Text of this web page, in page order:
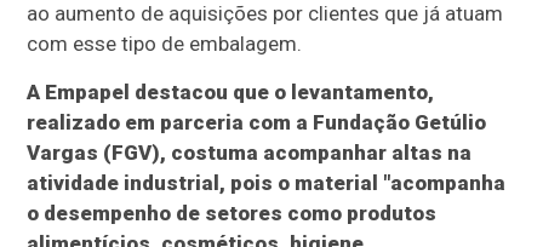
ao aumento de aquisições por clientes que já atuam
com esse tipo de embalagem.
A Empapel destacou que o levantamento,
realizado em parceria com a Fundação Getúlio
Vargas (FGV), costuma acompanhar altas na
atividade industrial, pois o material "acompanha
o desempenho de setores como produtos